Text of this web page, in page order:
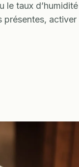
le taux d’humidité
présentes, activer